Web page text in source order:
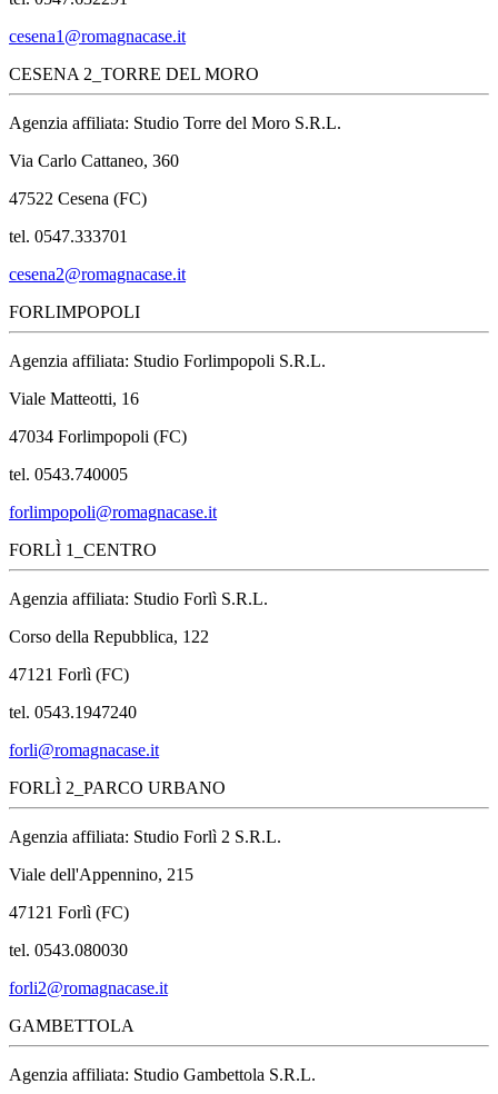
cesena1@romagnacase.it
CESENA 2_TORRE DEL MORO
Agenzia affiliata: Studio Torre del Moro S.R.L.
Via Carlo Cattaneo, 360
47522 Cesena (FC)
tel. 0547.333701
cesena2@romagnacase.it
FORLIMPOPOLI
Agenzia affiliata: Studio Forlimpopoli S.R.L.
Viale Matteotti, 16
47034 Forlimpopoli (FC)
tel. 0543.740005
forlimpopoli@romagnacase.it
FORLÌ 1_CENTRO
Agenzia affiliata: Studio Forlì S.R.L.
Corso della Repubblica, 122
47121 Forlì (FC)
tel. 0543.1947240
forli@romagnacase.it
FORLÌ 2_PARCO URBANO
Agenzia affiliata: Studio Forlì 2 S.R.L.
Viale dell'Appennino, 215
47121 Forlì (FC)
tel. 0543.080030
forli2@romagnacase.it
GAMBETTOLA
Agenzia affiliata: Studio Gambettola S.R.L.